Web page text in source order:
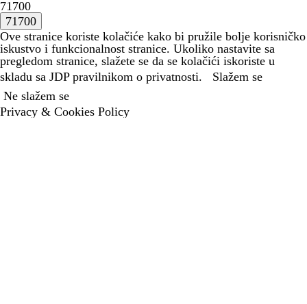
71700
Ove stranice koriste kolačiće kako bi pružile bolje korisničko
iskustvo i funkcionalnost stranice. Ukoliko nastavite sa
pregledom stranice, slažete se da se kolačići iskoriste u
skladu sa JDP pravilnikom o privatnosti.
Slažem se
Ne slažem se
Privacy & Cookies Policy